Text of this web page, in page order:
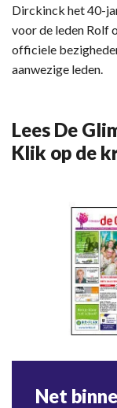
Dirckinck het 40-
voor de leden Rolf
officiele
aanwezige leden.
Lees De
Klik op de
Net